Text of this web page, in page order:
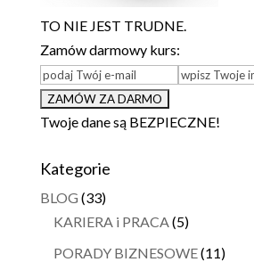
TO NIE JEST TRUDNE.
Zamów darmowy kurs:
Twoje dane są BEZPIECZNE!
Kategorie
BLOG (33)
KARIERA i PRACA (5)
PORADY BIZNESOWE(11)